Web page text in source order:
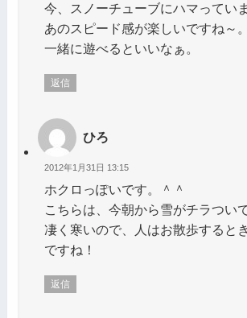
今、スノーチューブにハマっていま
あのスピード感が楽しいですね～
一緒に遊べるといいなぁ。
返信
ひろ
2012年1月31日 13:15
ホクロっぽいです。＾＾
こちらは、今朝から雪がチラつい
凄く寒いので、人はお散歩すると
ですね！
返信